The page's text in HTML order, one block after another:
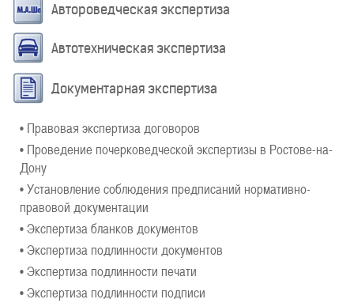
Автороведческая экспертиза
Автотехническая экспертиза
Документарная экспертиза
• Правовая экспертиза договоров
• Проведение почерковедческой экспертизы в Ростове-на-
Дону
• Установление соблюдения предписаний нормативно-
правовой документации
• Экспертиза бланков документов
• Экспертиза подлинности документов
• Экспертиза подлинности печати
• Экспертиза подлинности подписи